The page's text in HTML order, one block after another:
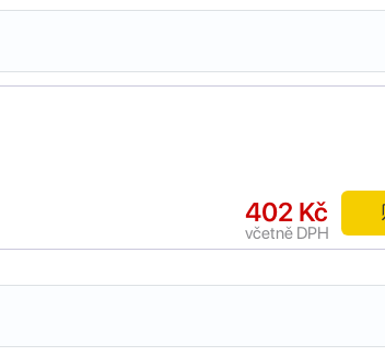
402 Kč
včetně DPH